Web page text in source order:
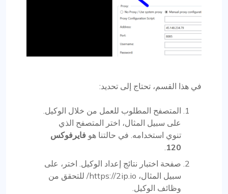
في هذا القسم، تحتاج إلى تحديد:
المتصفح المطلوب للعمل من خلال الوكيل.
على سبيل المثال، اختر المتصفح الذي
تنوي استخدامه. في حالتنا هو فايرفوكس
120
.
صفحة اختبار نتائج إعداد الوكيل. اختر، على
سبيل المثال، https://2ip.io/ للتحقق من
وظائف الوكيل.